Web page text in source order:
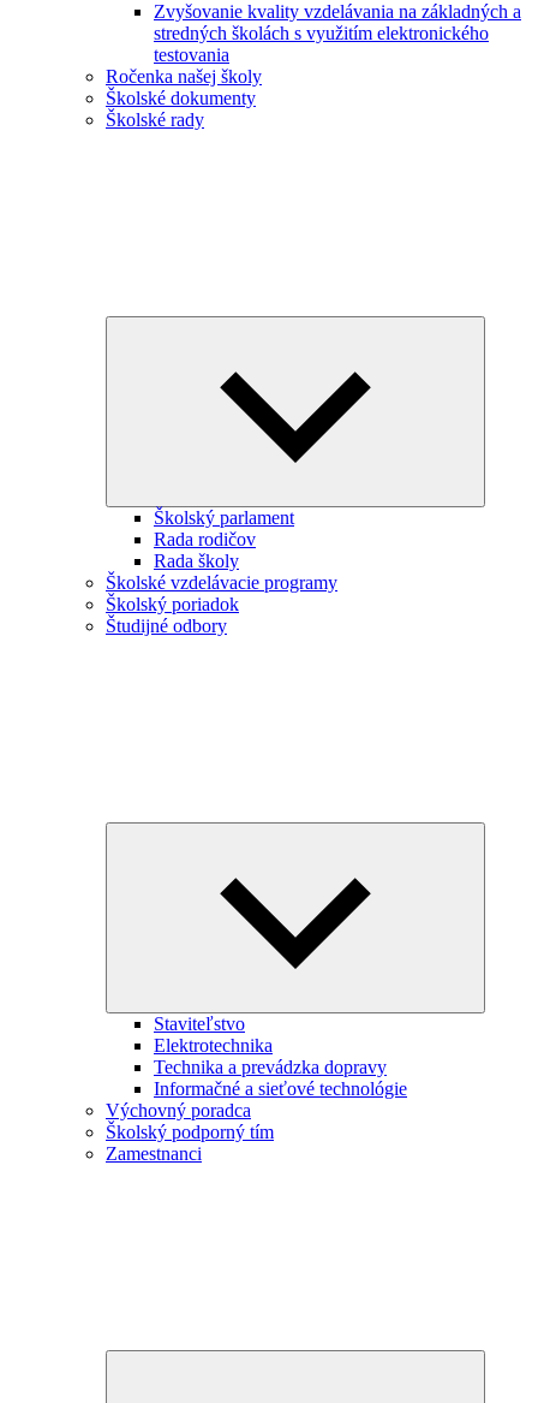
Zvyšovanie kvality vzdelávania na základných a
stredných školách s využitím elektronického
testovania
Ročenka našej školy
Školské dokumenty
Školské rady
Školský parlament
Rada rodičov
Rada školy
Školské vzdelávacie programy
Školský poriadok
Študijné odbory
Staviteľstvo
Elektrotechnika
Technika a prevádzka dopravy
Informačné a sieťové technológie
Výchovný poradca
Školský podporný tím
Zamestnanci